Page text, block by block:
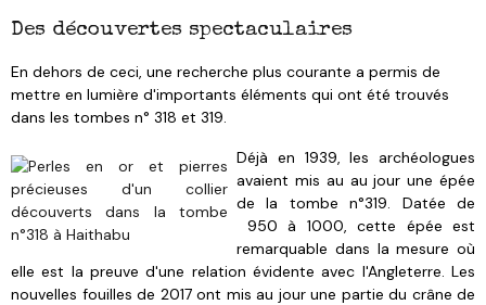
Des découvertes spectaculaires
En dehors de ceci, une recherche plus courante a permis de
mettre en lumière d'importants éléments qui ont été trouvés
dans les tombes n° 318 et 319.
Déjà en 1939, les archéologues
avaient mis au au jour une épée
de la tombe n°319. Datée de
950 à 1000, cette épée est
remarquable dans la mesure où
elle est la preuve d'une relation évidente avec l'Angleterre. Les
nouvelles fouilles de 2017 ont mis au jour une partie du crâne de